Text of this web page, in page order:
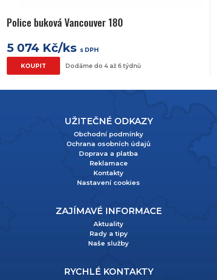
Police buková Vancouver 180
5 074 Kč/ks s DPH
KOUPIT Dodáme do 4 až 6 týdnů
UŽITEČNÉ ODKAZY
Obchodní podmínky
Ochrana osobních údajů
Doprava a platba
Reklamace
Kontakty
Nastavení cookies
ZAJÍMAVÉ INFORMACE
Aktuality
Rady a tipy
Naše služby
RYCHLÉ KONTAKTY